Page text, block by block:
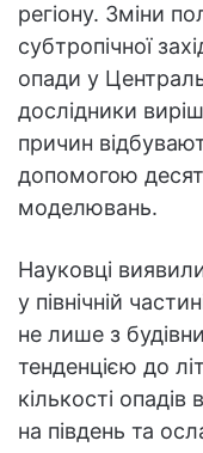
регіону. Зміни
субтропічної
опади у
дослідники
причин
допомогою
моделювань.
Науковці
у північній
не лише з
тенденцією до
кількості
на південь та